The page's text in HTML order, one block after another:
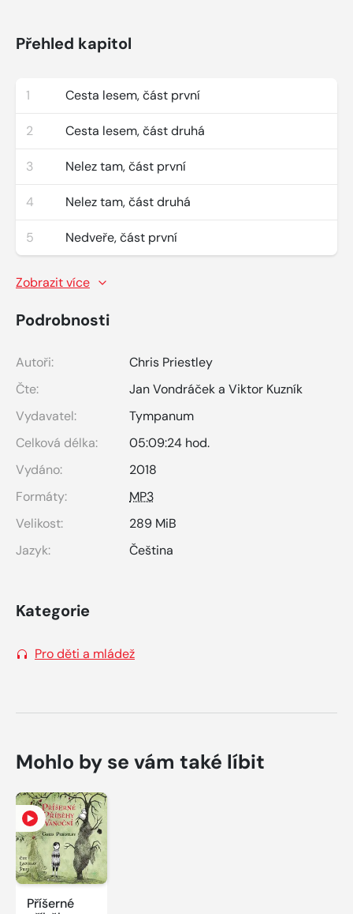
Přehled kapitol
1 Cesta lesem, část první
2 Cesta lesem, část druhá
3 Nelez tam, část první
4 Nelez tam, část druhá
5 Nedveře, část první
Zobrazit více
Podrobnosti
Autoři:
Chris Priestley
Čte:
Jan Vondráček a Viktor Kuzník
Vydavatel:
Tympanum
Celková délka:
05:09:24 hod.
Vydáno:
2018
Formáty:
MP3
Velikost:
289 MiB
Jazyk:
Čeština
Kategorie
Pro děti a mládež
Mohlo by se vám také líbit
Příšerné